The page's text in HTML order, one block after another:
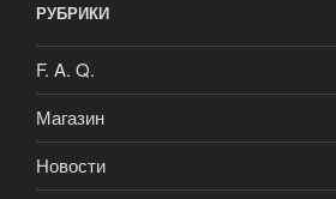
РУБРИКИ
F. A. Q.
Магазин
Новости